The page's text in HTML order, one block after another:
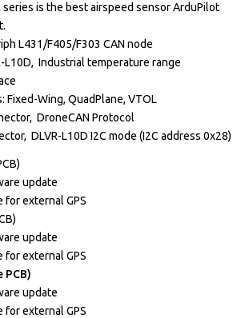
series is the best airspeed sensor ArduPilot
L431/F405/F303 CAN node
L10D, Industrial temperature range
Fixed-Wing, QuadPlane, VTOL
DroneCAN Protocol
DLVR-L10D I2C mode (I2C address 0x28)
update
for external GPS
update
for external GPS
PCB)
update
for external GPS